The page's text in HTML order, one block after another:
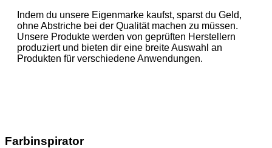
Indem du unsere Eigenmarke kaufst, sparst du Geld,
ohne Abstriche bei der Qualität machen zu müssen.
Unsere Produkte werden von geprüften Herstellern
produziert und bieten dir eine breite Auswahl an
Produkten für verschiedene Anwendungen.
Farbinspirator